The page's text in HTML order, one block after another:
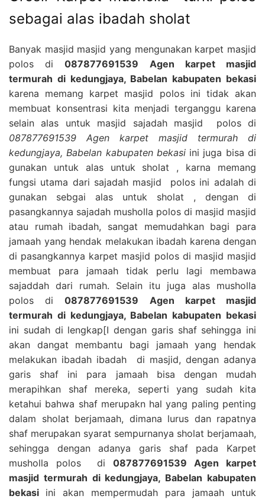
sebagai alas ibadah sholat
Banyak masjid masjid yang mengunakan karpet masjid
polos di087877691539 Agen karpet masjid
termurah di kedungjaya, Babelan kabupaten bekasi
karena memang karpet masjid polos ini tidak akan
membuat konsentrasi kita menjadi terganggu karena
selain alas untuk masjid sajadah masjid polos di
087877691539 Agen karpet masjid termurah di
kedungjaya, Babelan kabupaten bekasiini juga bisa di
gunakan untuk alas untuk sholat , karna memang
fungsi utama dari sajadah masjid polos ini adalah di
gunakan sebgai alas untuk sholat , dengan di
pasangkannya sajadah musholla polos di masjid masjid
atau rumah ibadah, sangat memudahkan bagi para
jamaah yang hendak melakukan ibadah karena dengan
di pasangkannya karpet masjid polos di masjid masjid
membuat para jamaah tidak perlu lagi membawa
sajaddah dari rumah. Selain itu juga alas musholla
polos di087877691539 Agen karpet masjid
termurah di kedungjaya, Babelan kabupaten bekasi
ini sudah di lengkap[I dengan garis shaf sehingga ini
akan dangat membantu bagi jamaah yang hendak
melakukan ibadah ibadah di masjid, dengan adanya
garis shaf ini para jamaah bisa dengan mudah
merapihkan shaf mereka, seperti yang sudah kita
ketahui bahwa shaf merupakn hal yang paling penting
dalam sholat berjamaah, dimana lurus dan rapatnya
shaf merupakan syarat sempurnanya sholat berjamaah,
sehingga dengan adanya garis shaf pada Karpet
musholla polos di 087877691539 Agen karpet
masjid termurah di kedungjaya, Babelan kabupaten
bekasi ini akan mempermudah para jamaah untuk